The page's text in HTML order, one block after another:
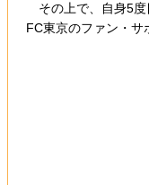
その上で、自身5度
FC東京のファン・サ